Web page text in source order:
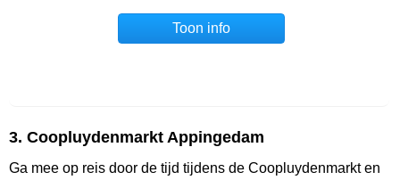
Toon info
3. Coopluydenmarkt Appingedam
Ga mee op reis door de tijd tijdens de Coopluydenmarkt en